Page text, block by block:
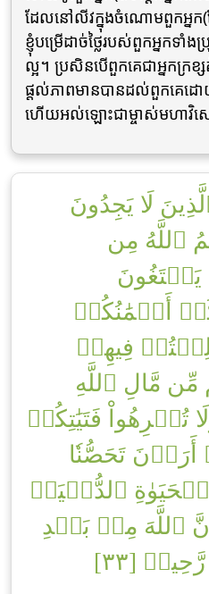
ដែលនៅលីវក្នុងចំណោមពួកអ្នក(
ខ្ញុំបម្រើដាច់ថ្លៃរបស់ពួកអ្នកទ
ល្អ។ ប្រសិនបើពួកគេជាអ្នកក្រ
ផ្តល់ភាពមានបានដល់ពួកគេដ
ហើយអល់ឡោះជាម្ចាស់មហាវិ
لَا يَجِدُونَ
ٱللَّهُ مِن
أَيۡمَٰنُكُمۡ
فِيهِمۡ
مَّالِ ٱللَّهِ
تُكۡرِهُواْ فَتَيَٰتِكُمۡ
تَحَصُّنٗا
ٱلدُّنۡيَاۚ
ٱللَّهَ مِنۢ بَعۡدِ
[٣٣]